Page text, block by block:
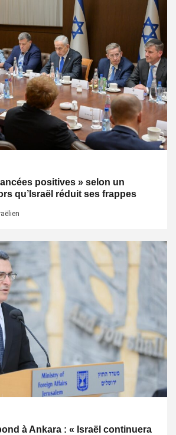
positives » selon un
qu’Israël réduit ses frappes
à Ankara : « Israël continuera